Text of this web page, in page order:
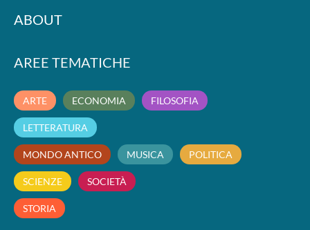
ABOUT
AREE TEMATICHE
ARTE ECONOMIA FILOSOFIA
LETTERATURA
MONDO ANTICO MUSICA POLITICA
SCIENZE SOCIETÀ
STORIA